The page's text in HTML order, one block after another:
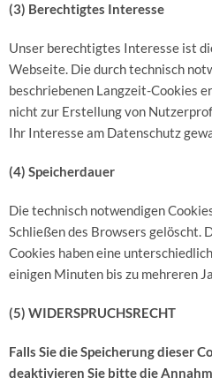
(3) Berechtigtes Interesse
Unser berechtigtes Interesse ist
Webseite. Die durch technisch
beschriebenen Langzeit-Cookies
nicht zur Erstellung von
Ihr Interesse am Datenschutz
(4) Speicherdauer
Die technisch notwendigen
Schließen des Browsers gelöscht.
Cookies haben eine
einigen Minuten bis zu mehreren
(5) WIDERSPRUCHSRECHT
Falls Sie die Speicherung dieser
deaktivieren Sie bitte die